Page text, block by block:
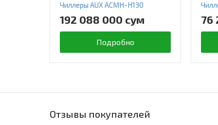
Чиллеры AUX ACMH-H130
192 088 000 сум
Подробно
76
Отзывы покупателей